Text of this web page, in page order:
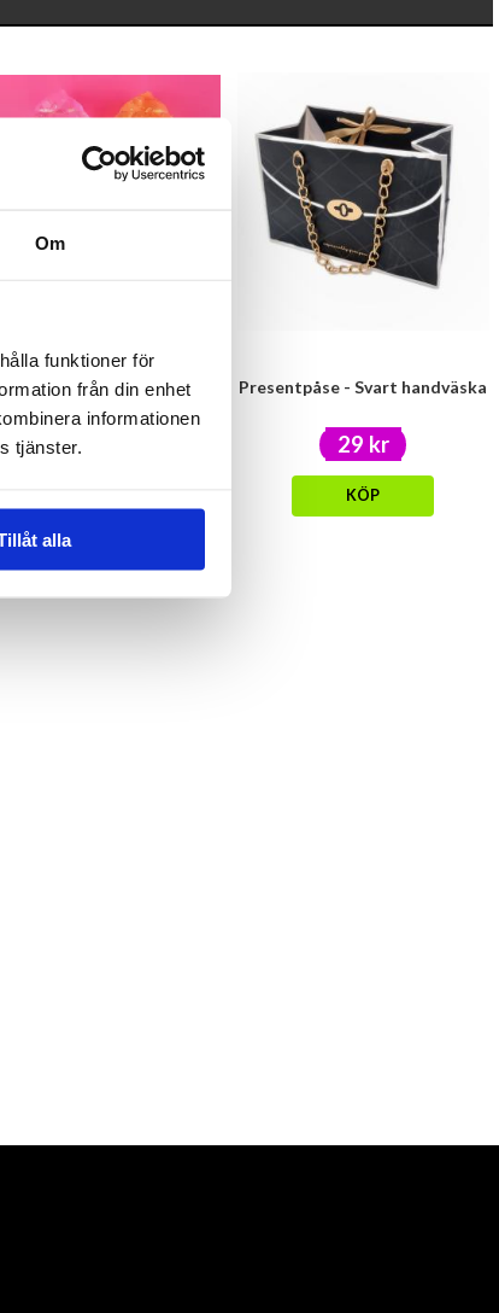
Om
funktioner för
från din enhet
informationen
tjänster.
alla
Klämfigur - POOPER
29 kr
Presentpåse - Svart handväska
29 kr
KÖP